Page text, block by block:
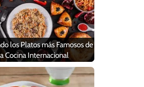
los Platos más Famosos de
Cocina Internacional